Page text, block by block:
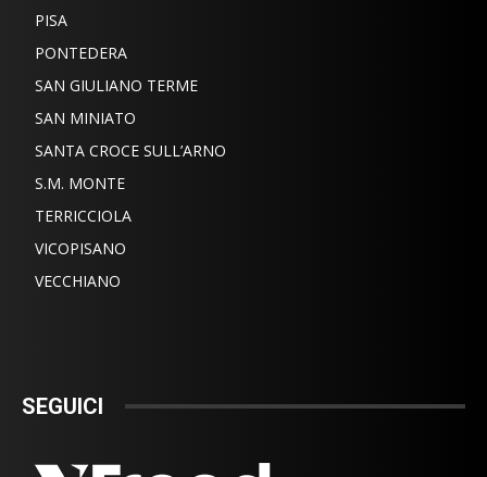
PISA
PONTEDERA
SAN GIULIANO TERME
SAN MINIATO
SANTA CROCE SULL’ARNO
S.M. MONTE
TERRICCIOLA
VICOPISANO
VECCHIANO
SEGUICI